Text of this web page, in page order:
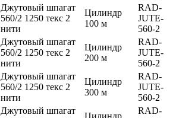
Джутовый шпагат
560/2 1250 текс 2
нити
Цилиндр
100 м
RAD-
JUTE-
560-2
Джутовый шпагат
560/2 1250 текс 2
нити
Цилиндр
200 м
RAD-
JUTE-
560-2
Джутовый шпагат
560/2 1250 текс 2
нити
Цилиндр
300 м
RAD-
JUTE-
560-2
Джутовый шпагат
Цилиндр
RAD-